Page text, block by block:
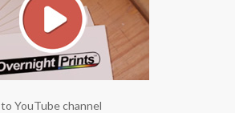
to YouTube channel